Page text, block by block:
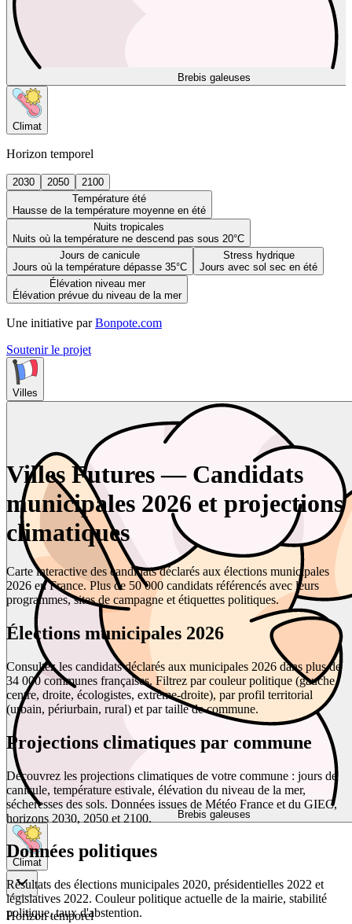
Brebis galeuses
Climat
Horizon temporel
2030 2050
2100
Température été
Hausse de la température moyenne en été
Nuits tropicales
Nuits où la température ne descend pas sous 20°C
Jours de canicule
Jours où la température dépasse 35°C
Stress hydrique
Jours avec sol sec en été
Élévation niveau mer
Élévation prévue du niveau de la mer
Une initiative par Bonpote.com
Soutenir le projet
Villes
Brebis galeuses
Climat
Horizon temporel
Villes Futures — Candidats
municipales 2026 et projections
climatiques
Carte interactive des candidats déclarés aux élections municipales
2026 en France. Plus de 50 000 candidats référencés avec leurs
programmes, sites de campagne et étiquettes politiques.
Élections municipales 2026
Consultez les candidats déclarés aux municipales 2026 dans plus de
34 000 communes françaises. Filtrez par couleur politique (gauche,
centre, droite, écologistes, extrême-droite), par profil territorial
(urbain, périurbain, rural) et par taille de commune.
Projections climatiques par commune
Découvrez les projections climatiques de votre commune : jours de
canicule, température estivale, élévation du niveau de la mer,
sécheresses des sols. Données issues de Météo France et du GIEC,
horizons 2030, 2050 et 2100.
Données politiques
Résultats des élections municipales 2020, présidentielles 2022 et
législatives 2022. Couleur politique actuelle de la mairie, stabilité
politique, taux d'abstention.